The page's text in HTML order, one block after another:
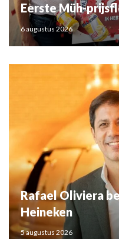
Eerste Müh-
6 augustus 2026
Rafael Oliviera
Heineken
5 augustus 2026